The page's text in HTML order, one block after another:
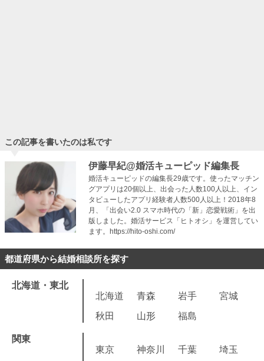
この記事を書いたのは私です
伊藤早紀@婚活キューピッド編集長
婚活キューピッドの編集長29歳です。使ったマッチン
グアプリは20個以上、出会った人数100人以上、イン
タビューしたアプリ経験者人数500人以上！2018年8
月、「出会い2.0 スマホ時代の「新」恋愛戦術」を出
版しました。婚活サービス「ヒトオシ」を運営してい
ます。https://hito-oshi.com/
都道府県から結婚相談所を探す
北海道・東北
北海道
青森 岩手
宮城
秋田
山形 福島
関東
東京
神奈川 千葉
埼玉